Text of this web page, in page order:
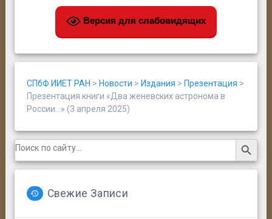
Версия для слабовидящих
СПбФ ИИЕТ РАН > Новости > Издания > Презентация >
Презентация книги «Два женевских астронома в
России…» (3 апреля 2025)
Search
for:
Search Button
Свежие Записи